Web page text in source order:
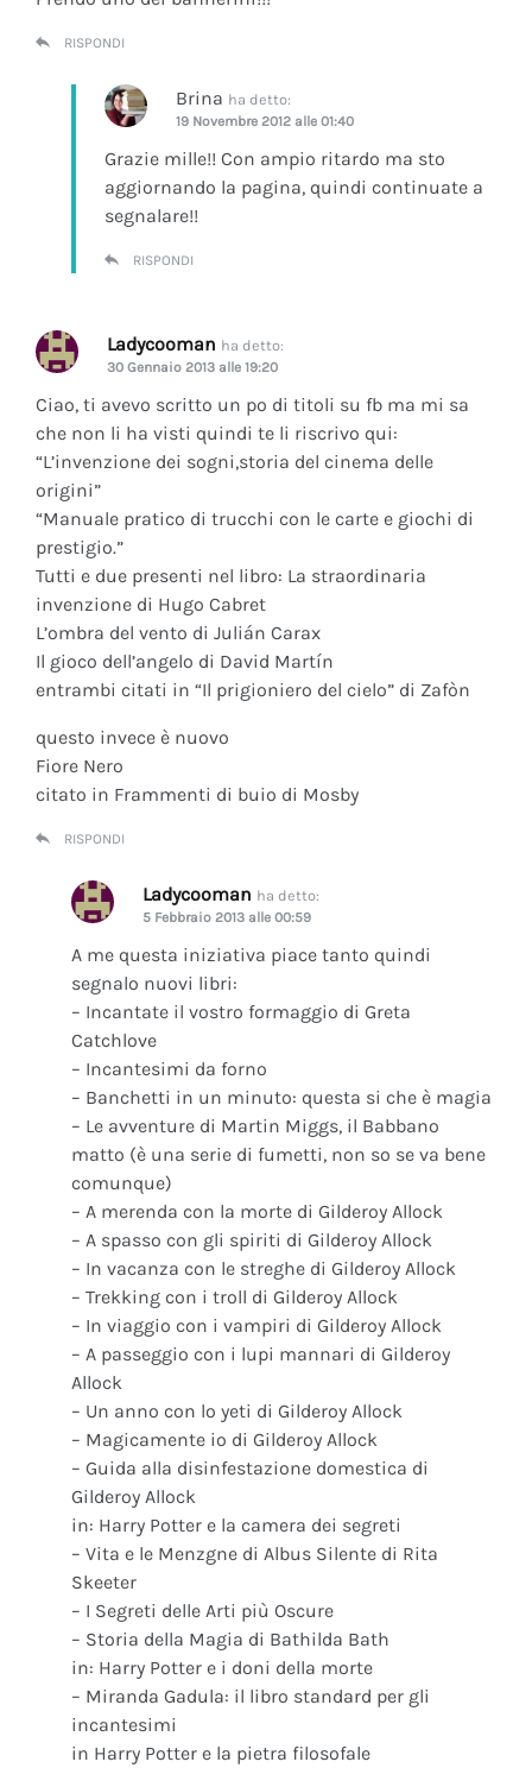
RISPONDI
Brina ha detto:
19 Novembre 2012 alle 01:40
Grazie mille!! Con ampio ritardo ma sto
aggiornando la pagina, quindi continuate a
segnalare!!
RISPONDI
Ladycooman ha detto:
30 Gennaio 2013 alle 19:20
Ciao, ti avevo scritto un po di titoli su fb ma mi sa
che non li ha visti quindi te li riscrivo qui:
“L’invenzione dei sogni,storia del cinema delle
origini”
“Manuale pratico di trucchi con le carte e giochi di
prestigio.”
Tutti e due presenti nel libro: La straordinaria
invenzione di Hugo Cabret
L’ombra del vento di Julián Carax
Il gioco dell’angelo di David Martín
entrambi citati in “Il prigioniero del cielo” di Zafòn
questo invece è nuovo
Fiore Nero
citato in Frammenti di buio di Mosby
RISPONDI
Ladycooman ha detto:
5 Febbraio 2013 alle 00:59
A me questa iniziativa piace tanto quindi
segnalo nuovi libri:
– Incantate il vostro formaggio di Greta
Catchlove
– Incantesimi da forno
– Banchetti in un minuto: questa si che è magia
– Le avventure di Martin Miggs, il Babbano
matto (è una serie di fumetti, non so se va bene
comunque)
– A merenda con la morte di Gilderoy Allock
– A spasso con gli spiriti di Gilderoy Allock
– In vacanza con le streghe di Gilderoy Allock
– Trekking con i troll di Gilderoy Allock
– In viaggio con i vampiri di Gilderoy Allock
– A passeggio con i lupi mannari di Gilderoy
Allock
– Un anno con lo yeti di Gilderoy Allock
– Magicamente io di Gilderoy Allock
– Guida alla disinfestazione domestica di
Gilderoy Allock
in: Harry Potter e la camera dei segreti
– Vita e le Menzgne di Albus Silente di Rita
Skeeter
– I Segreti delle Arti più Oscure
– Storia della Magia di Bathilda Bath
in: Harry Potter e i doni della morte
– Miranda Gadula: il libro standard per gli
incantesimi
in Harry Potter e la pietra filosofale